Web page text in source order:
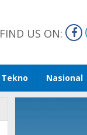
FIND US ON:
Tekno Nasional